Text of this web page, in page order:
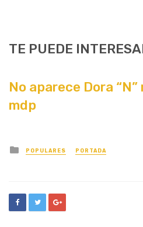
TE PUEDE
No aparece Dora
mdp
Posted
in
POPULARES PORTADA